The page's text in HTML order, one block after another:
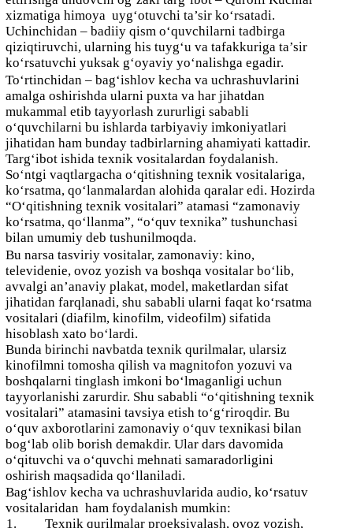
xizmatiga himoya uyg‘otuvchi ta’sir ko‘rsatadi.
Uchinchidan – badiiy qism o‘quvchilarni tadbirga
qiziqtiruvchi, ularning his tuyg‘u va tafakkuriga ta’sir
ko‘rsatuvchi yuksak g‘oyaviy yo‘nalishga egadir.
To‘rtinchidan – bag‘ishlov kecha va uchrashuvlarini
amalga oshirishda ularni puxta va har jihatdan
mukammal etib tayyorlash zururligi sababli
o‘quvchilarni bu ishlarda tarbiyaviy imkoniyatlari
jihatidan ham bunday tadbirlarning ahamiyati kattadir.
Targ‘ibot ishida texnik vositalardan foydalanish.
So‘ntgi vaqtlargacha o‘qitishning texnik vositalariga,
ko‘rsatma, qo‘lanmalardan alohida qaralar edi. Hozirda
“O‘qitishning texnik vositalari” atamasi “zamonaviy
ko‘rsatma, qo‘llanma”, “o‘quv texnika” tushunchasi
bilan umumiy deb tushunilmoqda.
Bu narsa tasviriy vositalar, zamonaviy: kino,
televidenie, ovoz yozish va boshqa vositalar bo‘lib,
avvalgi an’anaviy plakat, model, maketlardan sifat
jihatidan farqlanadi, shu sababli ularni faqat ko‘rsatma
vositalari (diafilm, kinofilm, videofilm) sifatida
hisoblash xato bo‘lardi.
Bunda birinchi navbatda texnik qurilmalar, ularsiz
kinofilmni tomosha qilish va magnitofon yozuvi va
boshqalarni tinglash imkoni bo‘lmaganligi uchun
tayyorlanishi zarurdir. Shu sababli “o‘qitishning texnik
vositalari” atamasini tavsiya etish to‘g‘riroqdir. Bu
o‘quv axborotlarini zamonaviy o‘quv texnikasi bilan
bog‘lab olib borish demakdir. Ular dars davomida
o‘qituvchi va o‘quvchi mehnati samaradorligini
oshirish maqsadida qo‘llaniladi.
Bag‘ishlov kecha va uchrashuvlarida audio, ko‘rsatuv
vositalaridan ham foydalanish mumkin:
1.
Texnik qurilmalar proeksiyalash, ovoz yozish,